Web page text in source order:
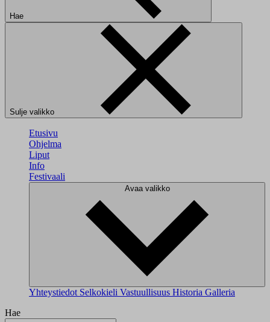
Hae
Sulje valikko
Etusivu
Ohjelma
Liput
Info
Festivaali
Avaa valikko
Yhteystiedot Selkokieli Vastuullisuus Historia Galleria
Hae